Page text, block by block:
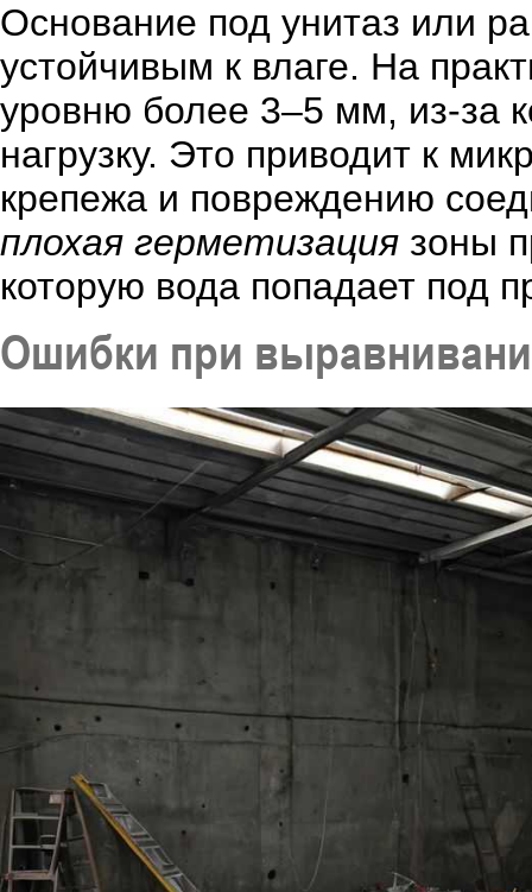
Основание под унитаз или
устойчивым к влаге. На
уровню более 3–5 мм, из-за
нагрузку. Это приводит к
крепежа и повреждению
плохая герметизация зоны
которую вода попадает под
Ошибки при